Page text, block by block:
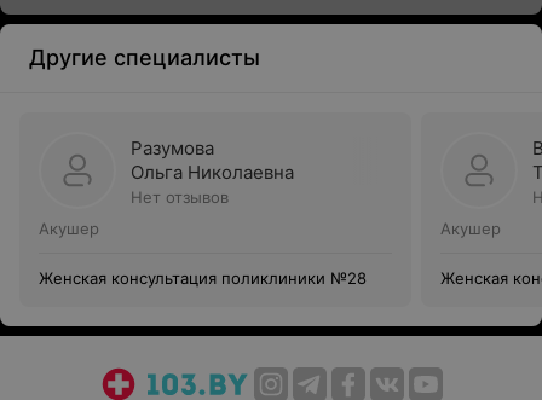
Другие специалисты
Разумова
Ольга Николаевна
Нет отзывов
Акушер
Женская консультация поликлиники №28
Акушер
Женская